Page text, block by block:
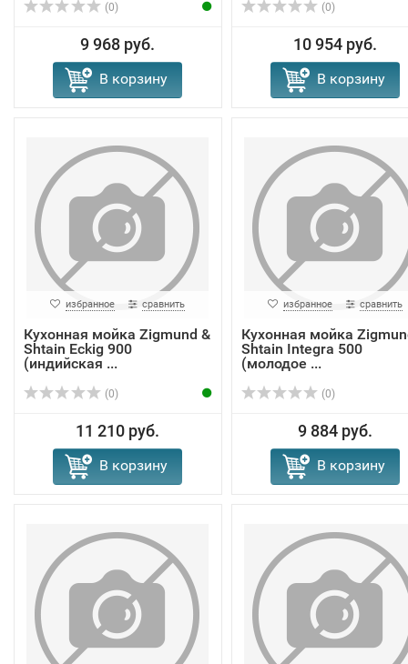
(0)
9 968 руб.
В корзину
(0)
10 954 руб.
В корзину
избранное сравнить
Кухонная мойка Zigmund &
Shtain Eckig 900
(индийская ...
(0)
11 210 руб.
В корзину
избранное сравнить
Кухонная мойка
Shtain Integra 500
(молодое ...
(0)
9 884 руб.
В корзину